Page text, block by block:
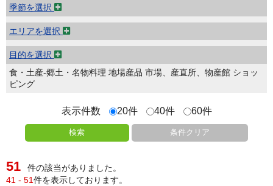
季節を選択
エリアを選択
目的を選択
食・土産-郷土・名物料理 地場産品 市場、産直所、物産館 ショッ
ピング
表示件数 20件 40件 60件
検索 条件クリア
51
件の該当がありました。
41 - 51件を表示しております。